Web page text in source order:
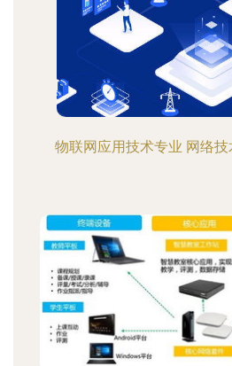
物联网应用技术专业 网络